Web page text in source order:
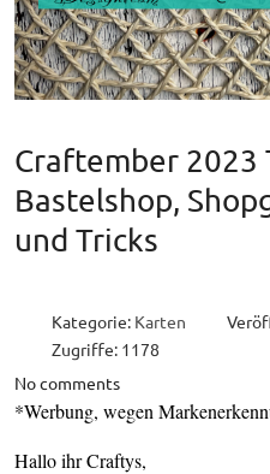
Craftember 2023
Bastelshop,
und Tricks
Kategorie: Karten
Zugriffe: 1178
No comments
*Werbung, wegen
Hallo ihr Craftys,